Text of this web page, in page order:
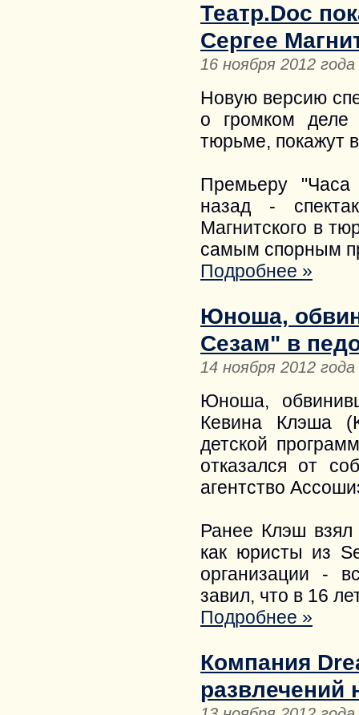
Театр.Doc
Сергее
16 ноября 2012 года
Новую версию
о громком деле
тюрьме, покажут
Премьеру "Часа
назад -
Магнитского в
самым спорным
Подробнее »
Юноша,
Сезам" в
14 ноября 2012 года
Юноша,
Кевина Клэша
детской
отказался от
агентство
Ранее Клэш взял
как юристы из
организации -
завил, что в 16
Подробнее »
Компания
развлечений